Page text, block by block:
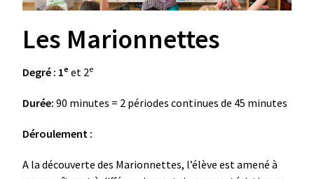
Les Marionnettes
Degré : 1e et 2e
Durée: 90 minutes = 2 périodes continues de 45 minutes
Déroulement :
A la découverte des Marionnettes, l’élève est amené à